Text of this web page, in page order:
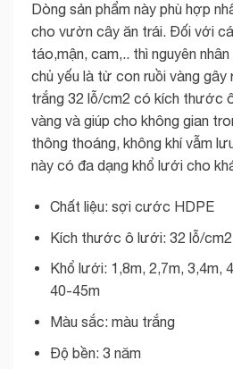
Dòng sản phẩm này phù hợp
cho vườn cây ăn trái. Đối với
táo,mận, cam,.. thì nguyên
chủ yếu là từ con ruồi vàng gây
trắng 32 lỗ/cm2 có kích thước
vàng và giúp cho không gian
thông thoáng, không khí vẫm
này có đa dạng khổ lưới cho
Chất liệu: sợi cước HDPE
Kích thước ô lưới: 32 lỗ/cm2
Khổ lưới: 1,8m, 2,7m, 3,4m,
40-45m
Màu sắc: màu trắng
Độ bền: 3 năm